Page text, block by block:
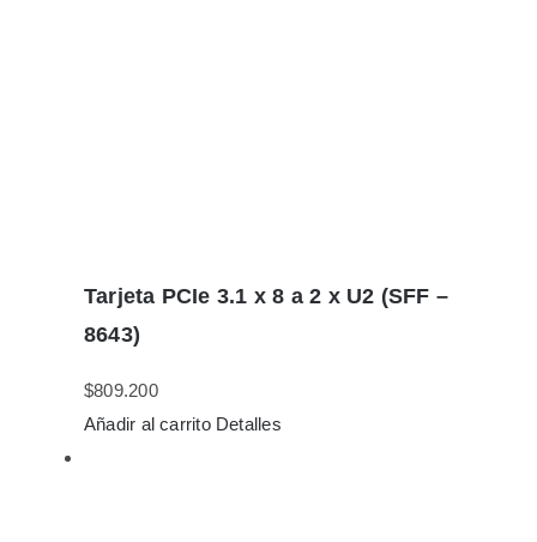
Tarjeta PCIe 3.1 x 8 a 2 x U2 (SFF –
8643)
$809.200
Añadir al carrito Detalles